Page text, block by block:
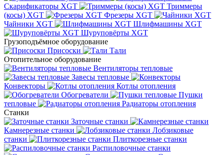
Скарификаторы XGT
Триммеры
(косы) XGT
Фрезеры XGT
Чайники XGT
Шлифмашины XGT
Шуруповёрты XGT
Грузоподъёмное оборудование
Присоски
Тали
Отопительное оборудование
Вентиляторы тепловые
Завесы тепловые
Конвекторы
Котлы отопления
Обогреватели
Пушки
тепловые
Радиаторы отопления
Станки
Заточные станки
Камнерезные станки
Лобзиковые
станки
Плиткорезные станки
Распиловочные станки